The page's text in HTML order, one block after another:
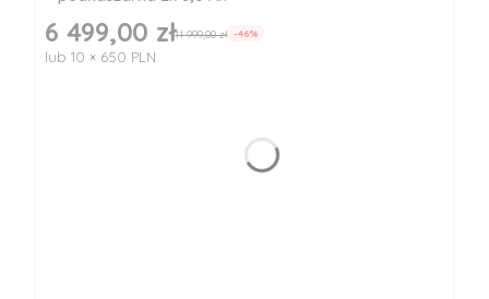
Cena promocyjna
6 499,00 zł11 999,00 zł -46%
lub 10 × 650 PLN